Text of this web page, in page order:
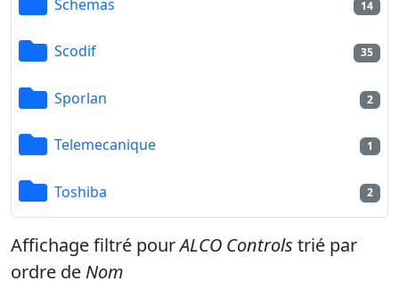
Schemas 14
Scodif 35
Sporlan 2
Telemecanique 1
Toshiba 2
Affichage filtré pourALCO Controls trié par
ordre de Nom